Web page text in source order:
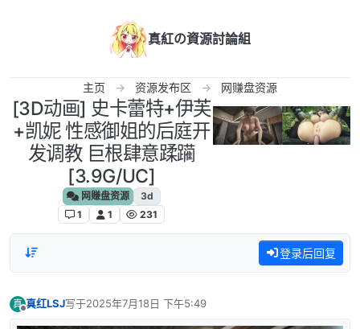
真紅の資源討論組
主页 资源发布区 网赚盘资源
[3D动画] 史卡蕾特+伊芙
+凯妮 性感御姐的后庭开
发调教 巨根肆意蹂躏
[3.9G/UC]
网赚盘资源
3d
1
1 231
登录后回复
真 真红LSJ写于2025年7月18日 下午5:49
最后由 编辑